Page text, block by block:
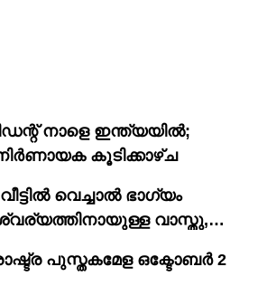
നാളെ ഇന്ത്യയിൽ;
കൂടിക്കാഴ്ച
വെച്ചാൽ ഭാഗ്യം
വാസ്തു,
പുസ്തകമേള ഒക്ടോബർ 2